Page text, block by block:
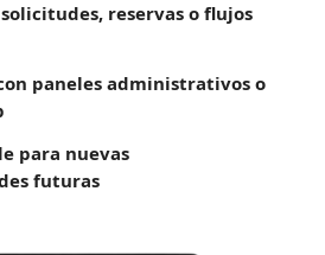
reservas o flujos
paneles administrativos o
para nuevas
futuras